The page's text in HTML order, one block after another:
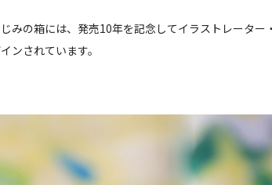
みの箱には、発売10年を記念してイラストレータ
ンされています。